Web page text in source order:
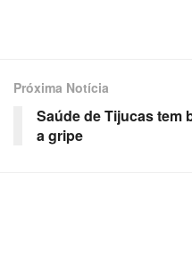
Próxima Notícia
Saúde de Tijucas tem
a gripe